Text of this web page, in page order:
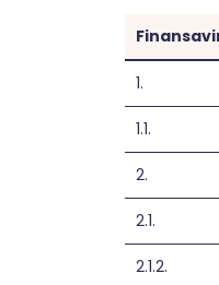
1.
1.1.
2.
2.1.
2.1.2.